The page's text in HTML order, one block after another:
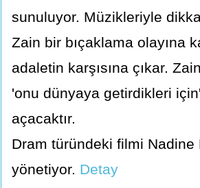
sunuluyor. Müzikleriyle
Zain bir bıçaklama olayına
adaletin karşısına çıkar.
'onu dünyaya getirdikleri
açacaktır.
Dram türündeki filmi Nadine
yönetiyor. Detay